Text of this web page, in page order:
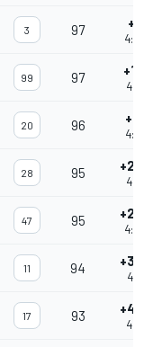
3 97
99 97
20 96 +1
28 95 +2
47 95 +2
11 94 +3
17 93 +4